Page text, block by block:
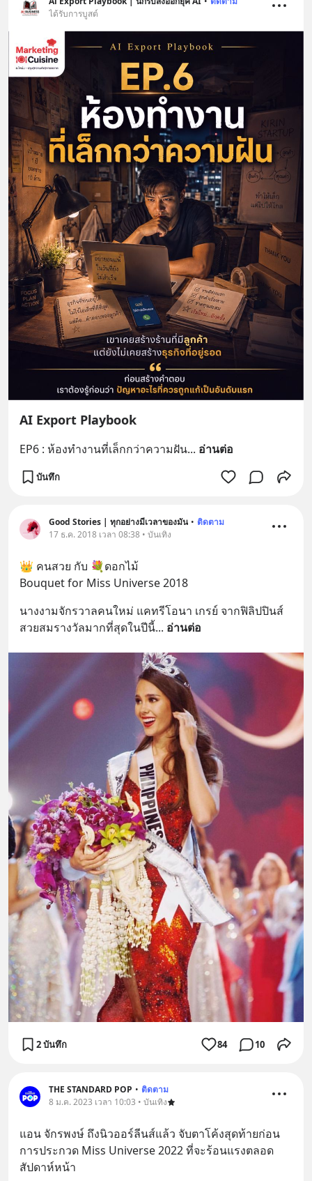
ได้รับการบูสต์
AI Export Playbook
EP6 : ห้องทำงานที่เล็กกว่าความฝัน... อ่านต่อ
บันทึก
Good Stories | ทุกอย่างมีเวลาของมัน • ติดตาม
17 ธ.ค. 2018 เวลา 08:38 • บันเทิง
👑 คนสวย กับ 💐ดอกไม้
Bouquet for Miss Universe 2018
นางงามจักรวาลคนใหม่ แคทรีโอนา เกรย์ จากฟิลิปปินส์
สวยสมรางวัลมากที่สุดในปีนี้... อ่านต่อ
2 บันทึก 84 10
THE STANDARD POP • ติดตาม
8 ม.ค. 2023 เวลา 10:03 • บันเทิง
แอน จักรพงษ์ ถึงนิวออร์ลีนส์แล้ว จับตาโค้งสุดท้ายก่อน
การประกวด Miss Universe 2022 ที่จะร้อนแรงตลอด
สัปดาห์หน้า